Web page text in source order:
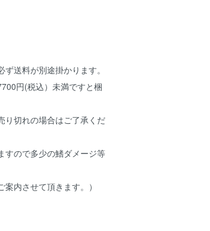
送料が別途掛かります。
円(税込）未満ですと梱
り切れの場合はご了承くだ
すので多少の鰭ダメージ等
案内させて頂きます。）